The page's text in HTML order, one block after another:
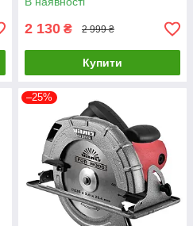
2 130 ₴ 2 999 ₴
Купити
–25%